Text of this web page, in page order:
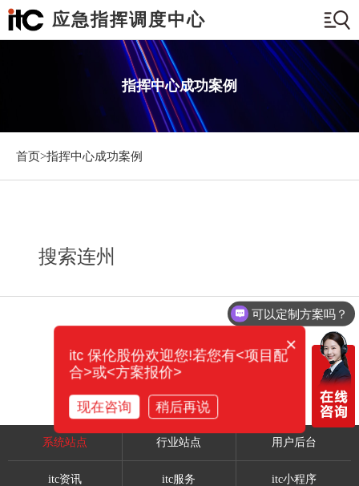
应急指挥调度中心
指挥中心成功案例
首页>指挥中心成功案例
搜索连州
系统站点 行业站点 用户后台
itc资讯 itc服务 itc小程序
可以定制方案吗？
×
itc 保伦股份欢迎您!若您有<项目配
合>或<方案报价>
现在咨询 稍后再说